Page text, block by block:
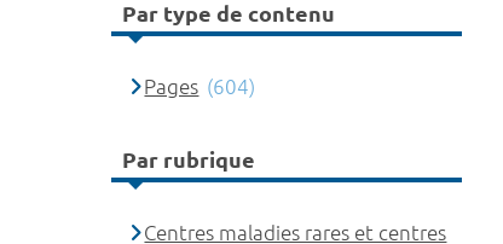
Par type de contenu
Pages (604)
Par rubrique
Centres maladies rares et centres